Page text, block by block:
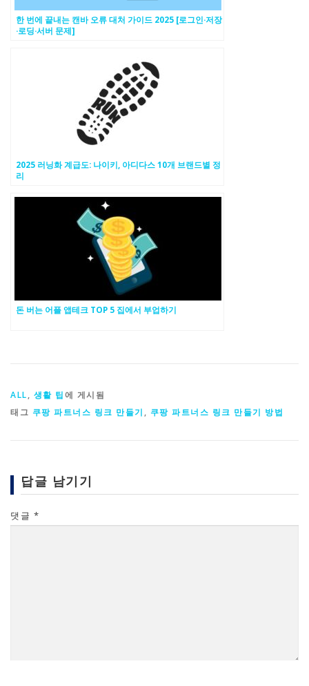
한 번에 끝내는 캔바 오류 대처 가이드 2025 [로그인·저장
·로딩·서버 문제]
2025 러닝화 계급도: 나이키, 아디다스 10개 브랜드별 정
리
돈 버는 어플 앱테크 TOP 5 집에서 부업하기
ALL, 생활 팁에 게시됨
태그 쿠팡 파트너스 링크 만들기 , 쿠팡 파트너스 링크 만들기 방법
답글 남기기
댓글 *